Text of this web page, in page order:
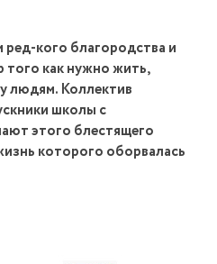
кого благородства и
как нужно жить,
людям. Коллектив
школы с
этого блестящего
которого оборвалась